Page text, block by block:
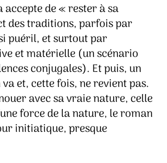
accepte de « rester à sa
des traditions, parfois par
puéril, et surtout par
et matérielle (un scénario
conjugales). Et puis, un
et, cette fois, ne revient pas.
avec sa vraie nature, celle
force de la nature, le roman
initiatique, presque